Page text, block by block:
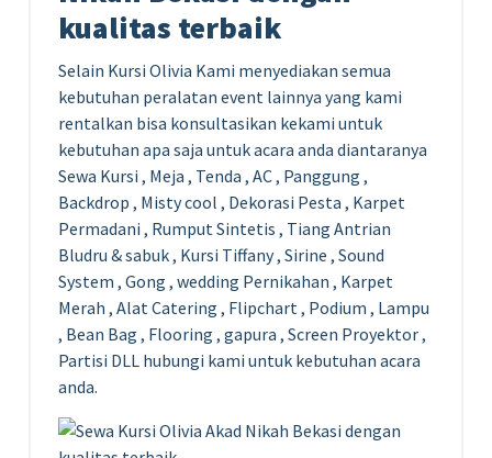
kualitas terbaik
Selain Kursi Olivia Kami menyediakan semua
kebutuhan peralatan event lainnya yang kami
rentalkan bisa konsultasikan kekami untuk
kebutuhan apa saja untuk acara anda diantaranya
Sewa Kursi , Meja , Tenda , AC , Panggung ,
Backdrop , Misty cool , Dekorasi Pesta , Karpet
Permadani , Rumput Sintetis , Tiang Antrian
Bludru & sabuk , Kursi Tiffany , Sirine , Sound
System , Gong , wedding Pernikahan , Karpet
Merah , Alat Catering , Flipchart , Podium , Lampu
, Bean Bag , Flooring , gapura , Screen Proyektor ,
Partisi DLL hubungi kami untuk kebutuhan acara
anda.